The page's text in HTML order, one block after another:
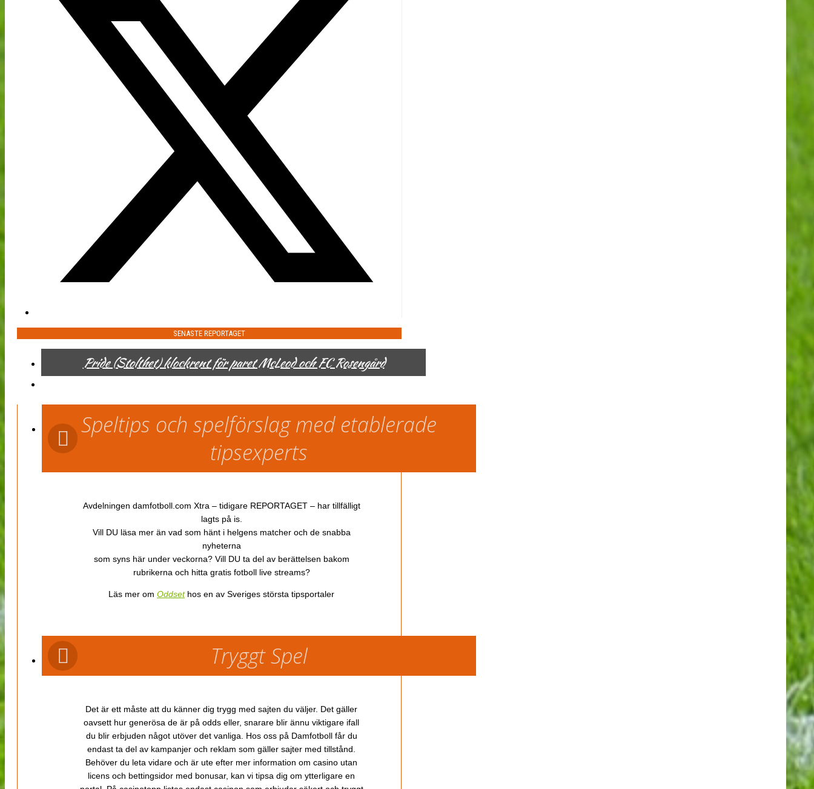
SENASTE REPORTAGET
Pride (Stolthet) klockrent för paret McLeod och FC Rosengård
Speltips och spelförslag med etablerade
tipsexperts
Avdelningen damfotboll.com Xtra – tidigare REPORTAGET – har tillfälligt
lagts på is.
Vill DU läsa mer än vad som hänt i helgens matcher och de snabba
nyheterna
som syns här under veckorna? Vill DU ta del av berättelsen bakom
rubrikerna och hitta gratis fotboll live streams?
Läs mer om Oddsethos en av Sveriges största tipsportaler
Tryggt Spel
Det är ett måste att du känner dig trygg med sajten du väljer. Det gäller
oavsett hur generösa de är på odds eller, snarare blir ännu viktigare ifall
du blir erbjuden något utöver det vanliga. Hos oss på Damfotboll får du
endast ta del av kampanjer och reklam som gäller sajter med tillstånd.
Behöver du leta vidare och är ute efter mer information om casino utan
licens och bettingsidor med bonusar, kan vi tipsa dig om ytterligare en